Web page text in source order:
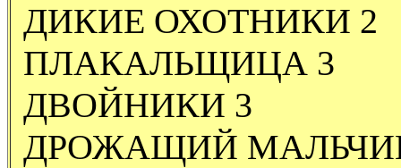
ДИКИЕ ОХОТНИКИ 2
ПЛАКАЛЬЩИЦА 3
ДВОЙНИКИ 3
ДРОЖАЩИЙ